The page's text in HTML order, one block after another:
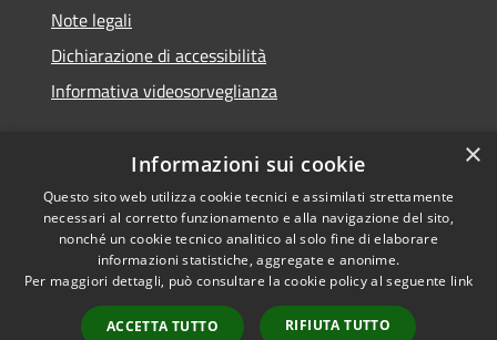
Note legali
Dichiarazione di accessibilità
Informativa videosorveglianza
RSS
Accessibilità
Privacy
Copyright © 2026 • Comune di
Acate • Powered by
Municipium•Accesso
redazione
×
Informazioni sui cookie
Questo sito web utilizza cookie tecnici e assimilati strettamente
necessari al corretto funzionamento e alla navigazione del sito,
nonché un cookie tecnico analitico al solo fine di elaborare
informazioni statistiche, aggregate e anonime.
Per maggiori dettagli, può consultare la cookie policy al seguente link
ACCETTA TUTTO RIFIUTA TUTTO